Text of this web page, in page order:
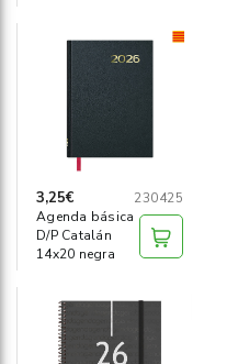
Seguridad
3,25€
230425
Agenda básica
D/P Catalán
14x20 negra